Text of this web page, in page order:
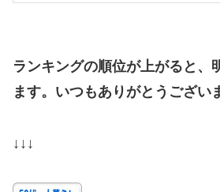
ランキングの順位が上がると、
ます。いつもありがとうござい
↓↓↓